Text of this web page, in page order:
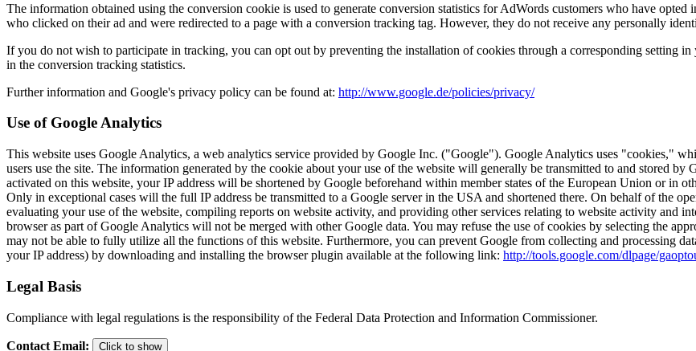
The information obtained using the conversion cookie is used to generate conversion statistics for AdWords customers who have
who clicked on their ad and were redirected to a page with a conversion tracking tag. However, they do not receive any personally
If you do not wish to participate in tracking, you can opt out by preventing the installation of cookies through a corresponding setting
in the conversion tracking statistics.
Further information and Google's privacy policy can be found at: http://www.google.de/policies/privacy/
Use of Google Analytics
This website uses Google Analytics, a web analytics service provided by Google Inc. ("Google"). Google Analytics uses "cookies,"
users use the site. The information generated by the cookie about your use of the website will generally be transmitted to and stored
activated on this website, your IP address will be shortened by Google beforehand within member states of the European Union or in
Only in exceptional cases will the full IP address be transmitted to a Google server in the USA and shortened there. On behalf of the
evaluating your use of the website, compiling reports on website activity, and providing other services relating to website activity and
browser as part of Google Analytics will not be merged with other Google data. You may refuse the use of cookies by selecting the
may not be able to fully utilize all the functions of this website. Furthermore, you can prevent Google from collecting and processing
your IP address) by downloading and installing the browser plugin available at the following link: http://tools.google.com/dlpage/
Legal Basis
Compliance with legal regulations is the responsibility of the Federal Data Protection and Information Commissioner.
Contact Email: Click to show